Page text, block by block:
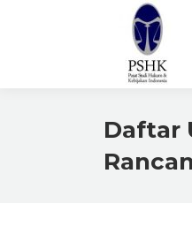
Daftar